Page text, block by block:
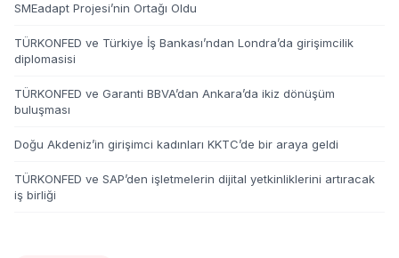
SMEadapt Projesi’nin Ortağı Oldu
TÜRKONFED ve Türkiye İş Bankası’ndan Londra’da girişimcilik
diplomasisi
TÜRKONFED ve Garanti BBVA’dan Ankara’da ikiz dönüşüm
buluşması
Doğu Akdeniz’in girişimci kadınları KKTC’de bir araya geldi
TÜRKONFED ve SAP’den işletmelerin dijital yetkinliklerini artıracak
iş birliği